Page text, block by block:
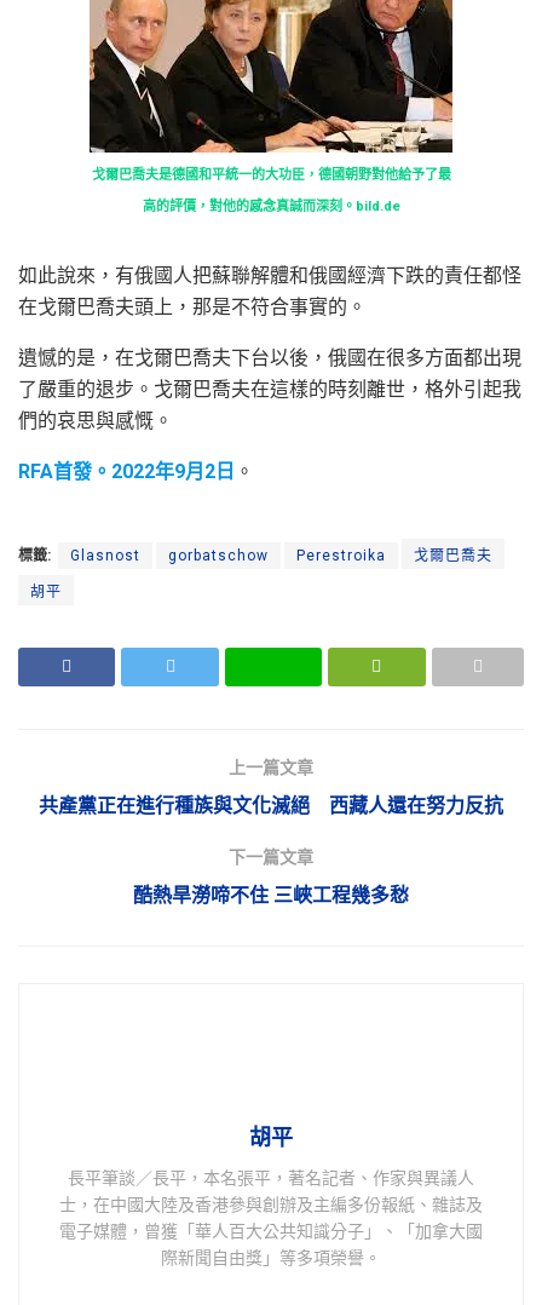
戈爾巴喬夫是德國和平統一的大功臣，德國朝野對他給予了最
高的評價，對他的感念真誠而深刻。bild.de
如此說來，有俄國人把蘇聯解體和俄國經濟下跌的責任都怪
在戈爾巴喬夫頭上，那是不符合事實的。
遺憾的是，在戈爾巴喬夫下台以後，俄國在很多方面都出現
了嚴重的退步。戈爾巴喬夫在這樣的時刻離世，格外引起我
們的哀思與感慨。
RFA首發。2022年9月2日 。
標籤: Glasnost gorbatschow Perestroika 戈爾巴喬夫
胡平
上一篇文章
共產黨正在進行種族與文化滅絕 西藏人還在努力反抗
下一篇文章
酷熱旱澇啼不住 三峽工程幾多愁
胡平
長平筆談／長平，本名張平，著名記者、作家與異議人
士，在中國大陸及香港參與創辦及主編多份報紙、雜誌及
電子媒體，曾獲「華人百大公共知識分子」、「加拿大國
際新聞自由獎」等多項榮譽。